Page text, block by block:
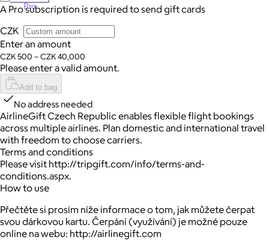
Pro
A Pro subscription is required to send gift cards
CZK
Enter an amount
CZK 500 – CZK 40,000
Please enter a valid amount.
Add to bag
No address needed
AirlineGift Czech Republic enables flexible flight bookings
across multiple airlines. Plan domestic and international travel
with freedom to choose carriers.
Terms and conditions
Please visit http://tripgift.com/info/terms-and-
conditions.aspx.
How to use
Přečtěte si prosím níže informace o tom, jak můžete čerpat
svou dárkovou kartu. Čerpání (využívání) je možné pouze
online na webu: http://airlinegift.com